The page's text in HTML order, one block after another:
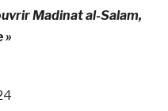
Madinat al-Salam,
»